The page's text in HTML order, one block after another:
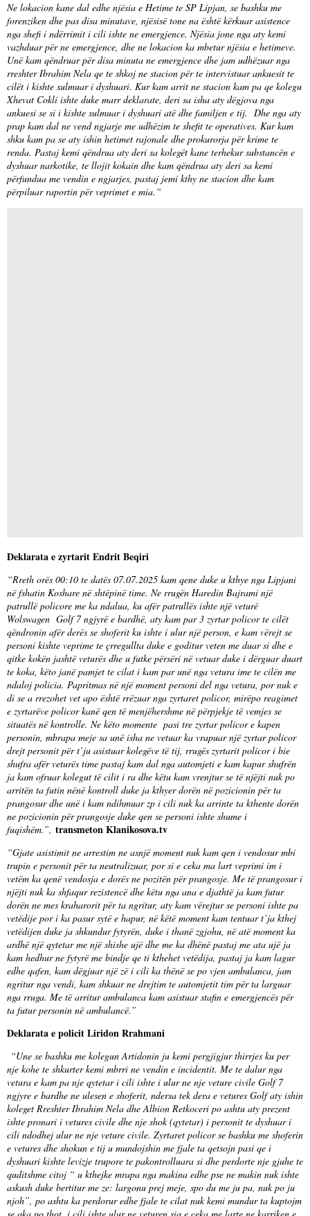
Ne lokacion kane dal edhe njësia e Hetime te SP Lipjan, se bashku me
forenziken dhe pas disa minutave, njësisë tone na është kërkuar asistence
nga shefi i ndërrimit i cili ishte ne emergjence. Njësia jone nga aty kemi
vazhduar për ne emergjence, dhe ne lokacion ka mbetur njësia e hetimeve.
Unë kam qëndruar për disa minuta ne emergjence dhe jam udhëzuar nga
rreshter Ibrahim Nela qe te shkoj ne stacion për te intervistuar ankuesit te
cilët i kishte sulmuar i dyshuari. Kur kam arrit ne stacion kam pa qe kolegu
Xhevat Cokli ishte duke marr deklarate, deri sa isha aty dëgjova nga
ankuesi se si i kishte sulmuar i dyshuari atë dhe familjen e tij. Dhe nga aty
prap kam dal ne vend ngjarje me udhëzim te shefit te operatives. Kur kam
shku kam pa se aty ishin hetimet rajonale dhe prokurorja për krime te
renda. Pastaj kemi qëndrua aty deri sa kolegët kane terhekur substancën e
dyshuar narkotike, te llojit kokain dhe kam qëndrua aty deri sa kemi
përfundua me vendin e ngjarjes, pastaj jemi kthy ne stacion dhe kam
përpiluar raportin për veprimet e mia.“
Deklarata e zyrtarit Endrit Beqiri
“Rreth orës 00:10 te datës 07.07.2025 kam qene duke u kthye nga Lipjani
në fshatin Koshare në shtëpinë time. Ne rrugën Haredin Bajrami një
patrullë policore me ka ndalua, ku afër patrullës ishte një veturë
Wolswagen Golf 7 ngjyrë e bardhë, aty kam par 3 zyrtar policor te cilët
qëndronin afër derës se shoferit ku ishte i ulur një person, e kam vërejt se
personi kishte veprime te çrregullta duke e goditur veten me duar si dhe e
qitke kokën jashtë veturës dhe u futke përsëri në vetuar duke i dërguar duart
te koka, këto janë pamjet te cilat i kam par unë nga vetura ime te cilën me
ndaloj policia. Papritmas në një moment personi del nga vetura, por nuk e
di se a rrezohet vet apo është rrëzuar nga zyrtaret policor, mirëpo reagimet
e zyrtarëve policor kanë qen të menjëhershme në përpjekje të vemjes se
situatës në kontrolle. Ne këto momente pasi tre zyrtar policor e kapen
personin, mbrapa meje sa unë isha ne vetuar ka vrapuar një zyrtar policor
drejt personit për t’ju asistuar kolegëve të tij, rrugës zyrtarit policor i bie
shufra afër veturës time pastaj kam dal nga automjeti e kam kapur shufrën
ja kam ofruar kolegut të cilit i ra dhe këtu kam vrenjtur se të njëjti nuk po
arritën ta futin nënë kontroll duke ja kthyer dorën në pozicionin për ta
prangosur dhe unë i kam ndihmuar zp i cili nuk ka arrinte ta kthente dorën
ne pozicionin për prangosje duke qen se personi ishte shume i
fuqishëm.”, transmeton Klanikosova.tv
“Gjate asistimit ne arrestim ne asnjë moment nuk kam qen i vendosur mbi
trupin e personit për ta neutralizuar, por si e ceka ma lart veprimi im i
vetëm ka qenë vendosja e dorës ne pozitën për prangosje. Me të prangosur i
njëjti nuk ka shfaqur rezistencë dhe këtu nga ana e djathtë ja kam futur
dorën ne mes kraharorit për ta ngritur, aty kam vërejtur se personi ishte pa
vetëdije por i ka pasur sytë e hapur, në këtë moment kam tentuar t’ja kthej
vetëdijen duke ja shkundur fytyrën, duke i thanë zgjohu, në atë moment ka
ardhë një qytetar me një shishe ujë dhe me ka dhënë pastaj me ata ujë ja
kam hedhur ne fytyrë me bindje qe ti kthehet vetëdija, pastaj ja kam lagur
edhe qafen, kam dëgjuar një zë i cili ka thënë se po vjen ambulanca, jam
ngritur nga vendi, kam shkuar ne drejtim te automjetit tim për ta larguar
nga rruga. Me të arritur ambulanca kam asistuar stafin e emergjencës për
ta futur personin në ambulancë.”
Deklarata e policit Liridon Rrahmani
“Une se bashku me kolegun Artidonin ju kemi pergjigjur thirrjes ku per
nje kohe te shkurter kemi mbrri ne vendin e incidentit. Me te dalur nga
vetura e kam pa nje qytetar i cili ishte i ulur ne nje veture civile Golf 7
ngjyre e bardhe ne ulesen e shoferit, ndersa tek dera e vetures Golf aty ishin
koleget Rreshter Ibrahim Nela dhe Albion Retkoceri po ashtu aty prezent
ishte pronari i vetures civile dhe nje shok (qytetar) i personit te dyshuar i
cili ndodhej ulur ne nje veture civile. Zyrtaret policor se bashku me shoferin
e vetures dhe shokun e tij u mundojshin me fjale ta qetsojn pasi qe i
dyshuari kishte levizje trupore te pakontrolluara si dhe perdorte nje gjuhe te
quditshme citoj “ u kthejke mrapa nga makina edhe pse ne makin nuk ishte
askush duke bertitur me ze: largonu prej meje, spo du me ju pa, nuk po ju
njoh”, po ashtu ka perdorur edhe fjale te cilat nuk kemi mundur ta kuptojm